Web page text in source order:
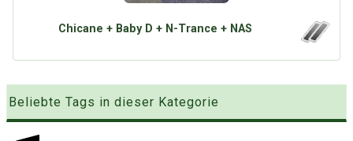
Mediadaten
Erweitere Suche
Chicane + Baby D + N-Trance + NAS
Beliebte Tags in dieser Kategorie